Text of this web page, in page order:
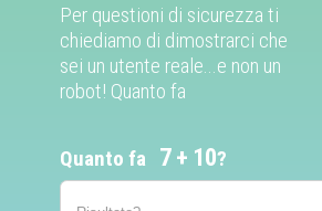
Per questioni di sicurezza ti
chiediamo di dimostrarci che
sei un utente reale...e non un
robot! Quanto fa
Quanto fa 7 10?